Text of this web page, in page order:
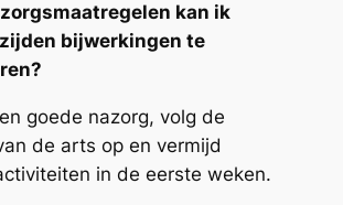
kan ik
bijwerkingen te
goede nazorg, volg de
de arts op en vermijd
in de eerste weken.